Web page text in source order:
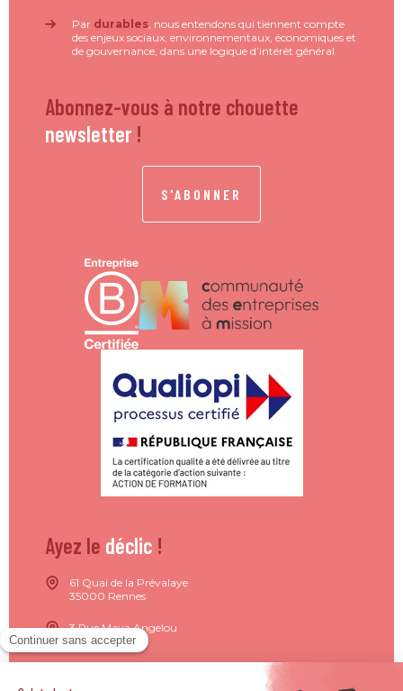
Par durables, nous entendons qui tiennent compte
des enjeux sociaux, environnementaux, économiques et
de gouvernance, dans une logique d’intérêt général.
Abonnez-vous à notre chouette
newsletter !
S'ABONNER
Ayez le déclic !
61 Quai de la Prévalaye
35000 Rennes
3 Rue Maya Angelou
44200 Nantes